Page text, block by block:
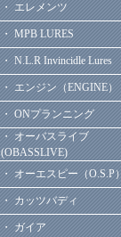
・ エレメンツ
・ MPB LURES
・ N.L.R Invincidle Lures
・ エンジン（ENGINE）
・ ONプランニング
・ オーバスライブ
(OBASSLIVE)
・ オーエスピー（O.S.P）
・ カッツバディ
・ ガイア